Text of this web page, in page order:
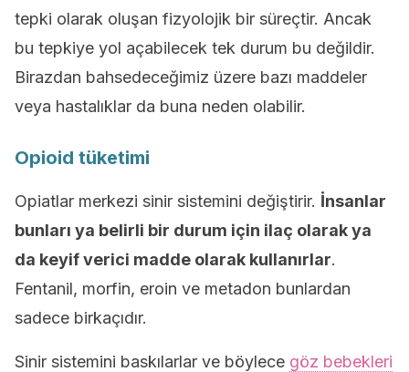
tepki olarak oluşan fizyolojik bir süreçtir. Ancak
bu tepkiye yol açabilecek tek durum bu değildir.
Birazdan bahsedeceğimiz üzere bazı maddeler
veya hastalıklar da buna neden olabilir.
Opioid tüketimi
Opiatlar merkezi sinir sistemini değiştirir. İnsanlar
bunları ya belirli bir durum için ilaç olarak ya
da keyif verici madde olarak kullanırlar.
Fentanil, morfin, eroin ve metadon bunlardan
sadece birkaçıdır.
Sinir sistemini baskılarlar ve böylece göz bebekleri